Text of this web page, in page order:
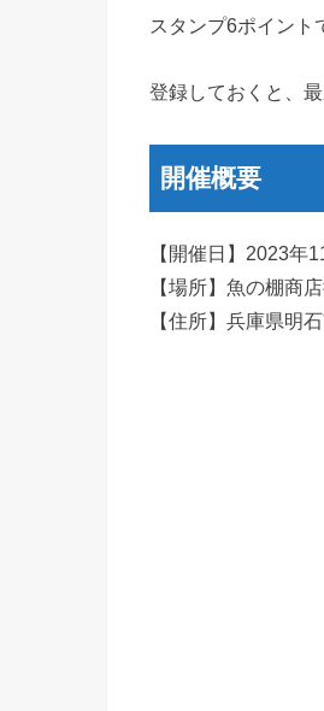
スタンプ6ポイント
登録しておくと、
開催概要
【開催日】2023年
【場所】魚の棚商
【住所】兵庫県明